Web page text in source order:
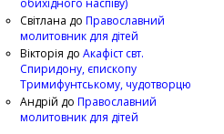
Світлана до Православний
молитовник для дітей
Вікторія до Акафіст свт.
Спиридону, єпископу
Тримифунтському, чудотворцю
Андрій до Православний
молитовник для дітей